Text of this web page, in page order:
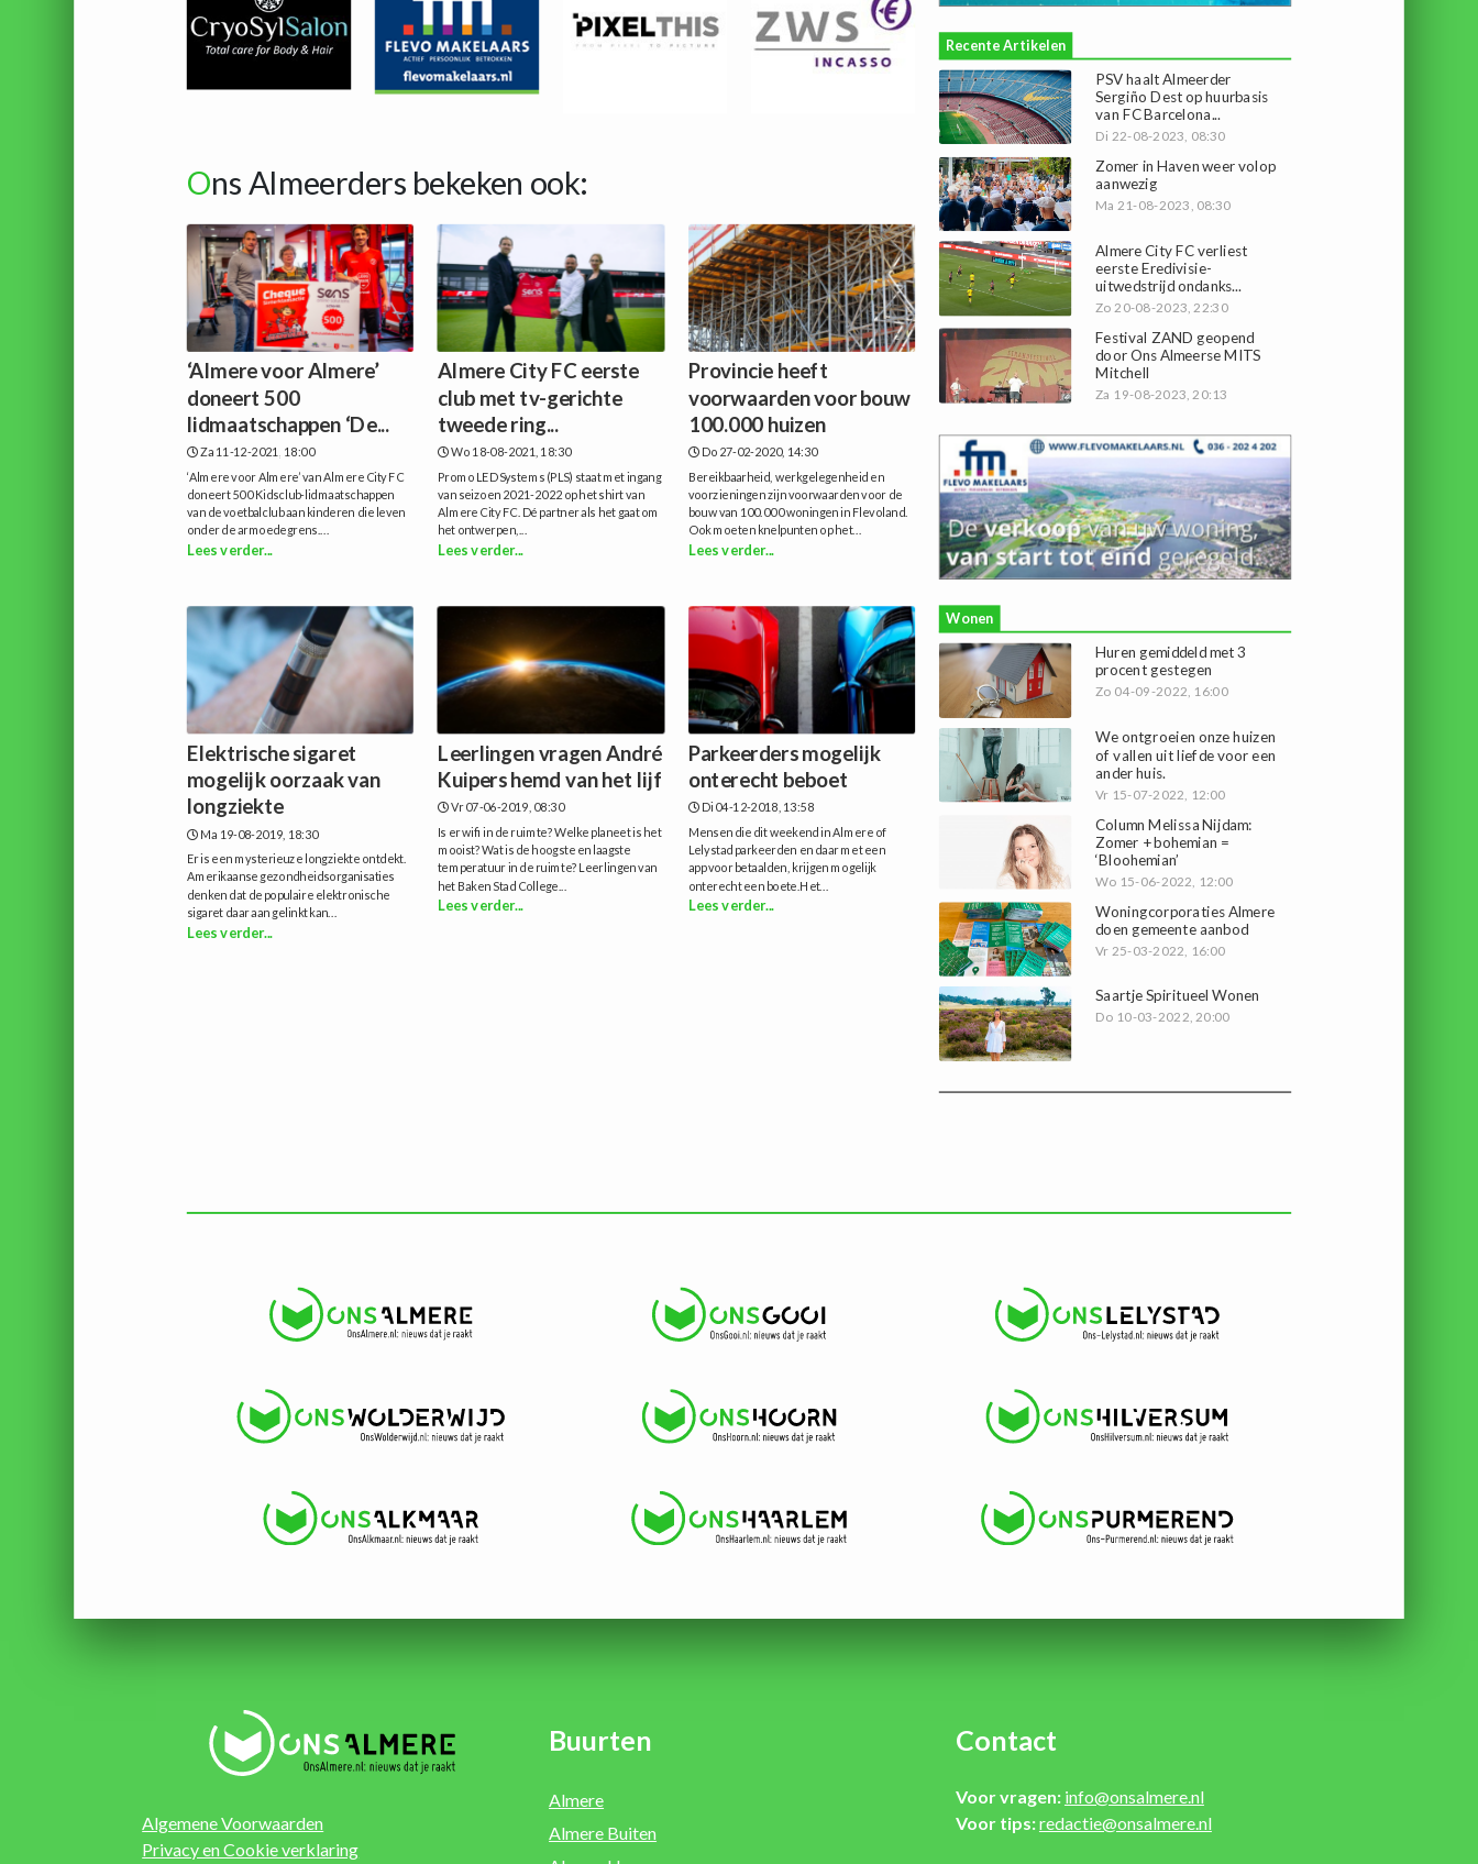
Ons Almeerders bekeken ook:
‘Almere voor Almere’
doneert 500
lidmaatschappen ‘De...
Za 11-12-2021, 18:00
‘Almere voor Almere’ van Almere City FC
doneert 500 Kidsclub-lidmaatschappen
van de voetbalclub aan kinderen die leven
onder de armoedegrens....
Lees verder...
Almere City FC eerste
club met tv-gerichte
tweede ring...
Wo 18-08-2021, 18:30
Promo LED Systems (PLS) staat met ingang
van seizoen 2021-2022 op het shirt van
Almere City FC. Dé partner als het gaat om
het ontwerpen,...
Lees verder...
Provincie heeft
voorwaarden voor bouw
100.000 huizen
Do 27-02-2020, 14:30
Bereikbaarheid, werkgelegenheid en
voorzieningen zijn voorwaarden voor de
bouw van 100.000 woningen in Flevoland.
Ook moeten knelpunten op het...
Lees verder...
Elektrische sigaret
mogelijk oorzaak van
longziekte
Ma 19-08-2019, 18:30
Er is een mysterieuze longziekte ontdekt.
Amerikaanse gezondheidsorganisaties
denken dat de populaire elektronische
sigaret daar aan gelinkt kan...
Lees verder...
Leerlingen vragen André
Kuipers hemd van het lijf
Vr 07-06-2019, 08:30
Is er wifi in de ruimte? Welke planeet is het
mooist? Wat is de hoogste en laagste
temperatuur in de ruimte? Leerlingen van
het Baken Stad College...
Lees verder...
Parkeerders mogelijk
onterecht beboet
Di 04-12-2018, 13:58
Mensen die dit weekend in Almere of
Lelystad parkeerden en daar met een
app voor betaalden, krijgen mogelijk
onterecht een boete.Het...
Lees verder...
Recente Artikelen
PSV haalt Almeerder
Sergiño Dest op huurbasis
van FC Barcelona...
Di 22-08-2023, 08:30
Zomer in Haven weer volop
aanwezig
Ma 21-08-2023, 08:30
Almere City FC verliest
eerste Eredivisie-
uitwedstrijd ondanks...
Zo 20-08-2023, 22:30
Festival ZAND geopend
door Ons Almeerse MITS
Mitchell
Za 19-08-2023, 20:13
Wonen
Huren gemiddeld met 3
procent gestegen
Zo 04-09-2022, 16:00
We ontgroeien onze huizen
of vallen uit liefde voor een
ander huis.
Vr 15-07-2022, 12:00
Column Melissa Nijdam:
Zomer + bohemian =
‘Bloohemian’
Wo 15-06-2022, 12:00
Woningcorporaties Almere
doen gemeente aanbod
Vr 25-03-2022, 16:00
Saartje Spiritueel Wonen
Do 10-03-2022, 20:00
Algemene Voorwaarden
Privacy en Cookie verklaring
Buurten
Almere
Almere Buiten
Contact
Voor vragen: info@onsalmere.nl
Voor tips:redactie@onsalmere.nl